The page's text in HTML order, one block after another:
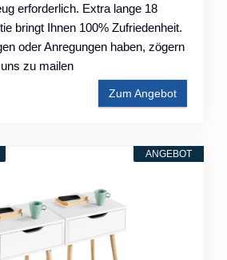
erforderlich. Extra lange 18
bringt Ihnen 100% Zufriedenheit.
oder Anregungen haben, zögern
zu mailen
Zum Angebot
ANGEBOT